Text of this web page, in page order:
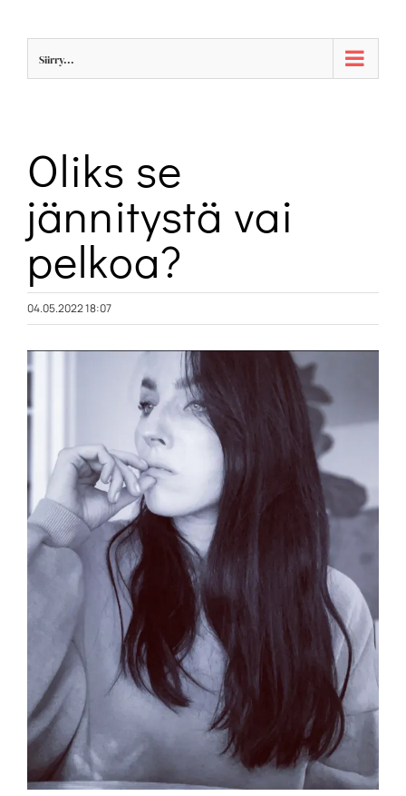
Siirry...
Oliks se
jännitystä vai
pelkoa?
04.05.2022 18:07
Katso
kuvaa
isompana